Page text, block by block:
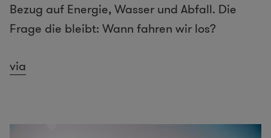
Bezug auf Energie, Wasser und Abfall. Die
Frage die bleibt: Wann fahren wir los?
via